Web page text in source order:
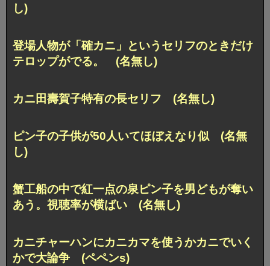
し)
登場人物が「確カニ」というセリフのときだけ
テロップがでる。 (名無し)
カニ田壽賀子特有の長セリフ (名無し)
ピン子の子供が50人いてほぼえなり似 (名無
し)
蟹工船の中で紅一点の泉ピン子を男どもが奪い
あう。視聴率が横ばい (名無し)
カニチャーハンにカニカマを使うかカニでいく
かで大論争 (ペペンs)